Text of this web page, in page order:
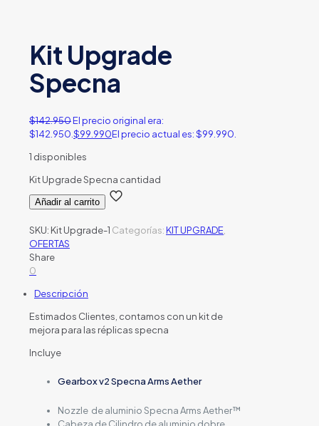
Kit Upgrade
Specna
$142.950El precio original era:
$142.950. $99.990El precio actual es: $99.990.
1 disponibles
Kit Upgrade Specna cantidad
Añadir al carrito
SKU: Kit Upgrade-1 Categorías:KIT UPGRADE
OFERTAS
Share
0
Descripción
Estimados Clientes, contamos con un kit de
mejora para las réplicas specna
Incluye
Gearbox v2 Specna Arms Aether
Nozzle de aluminio Specna Arms Aether™